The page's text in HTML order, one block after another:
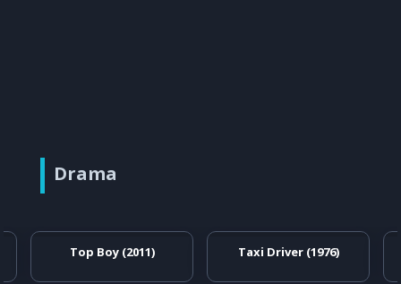
Drama
Top Boy (2011) Taxi Driver (1976)